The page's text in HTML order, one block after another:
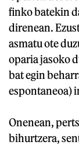
finko batekin
direnean.
asmatu ote
oparia jasoko
bat egin
espontaneoa)
Onenean,
bihurtzera,